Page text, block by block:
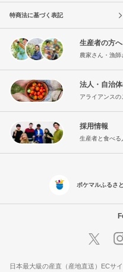
特商法に基づく表記
生産者の方へ
農家さん・漁
法人・自治
アライアンス
採用情報
生産者と食べる
ポケマルふるさ
日本最大級の産直（産地直送）ECサ